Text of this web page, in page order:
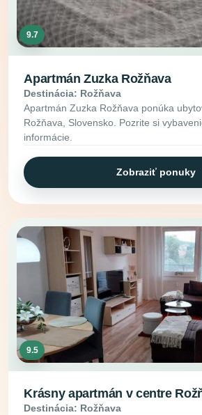
9.7
Apartmán Zuzka Rožňava
Destinácia: Rožňava
Apartmán Zuzka Rožňava ponúka
Rožňava, Slovensko. Pozrite si
informácie.
Zobraziť ponuky
9.5
Krásny apartmán v centre
Destinácia: Rožňava